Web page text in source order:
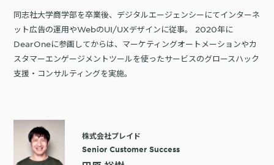
同志社大学商学部を卒業後、デジタルエージェンシーにてインターネ
ット広告の運用やWebのUI/UXデザインに従事。 2020年に
DearOneに参画してからは、マーケティングオートメーションやカ
スタマーエンゲージメントツールを使ったサービスのグロースハック
支援・コンサルティングを実施。
株式会社プレイド
Senior Customer Success